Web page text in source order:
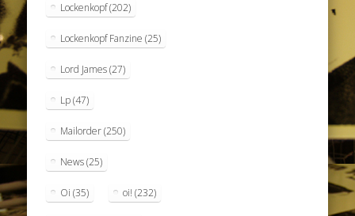
Lockenkopf(202)
Lockenkopf Fanzine (25)
Lord James(27)
Lp(47)
Mailorder(250)
News(25)
Oi (35) oi! (232)